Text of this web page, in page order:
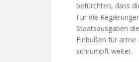
befürchten, dass
Für die
Staatsausgaben
Einbußen für
schrumpft weiter.